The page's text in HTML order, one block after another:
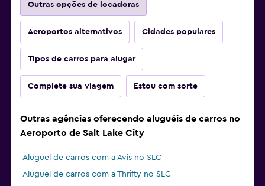
Outras opções de locadoras
Aeroportos alternativos Cidades populares
Tipos de carros para alugar
Complete sua viagem Estou com sorte
Outras agências oferecendo aluguéis de carros no
Aeroporto de Salt Lake City
Aluguel de carros com a Avis no SLC
Aluguel de carros com a Thrifty no SLC